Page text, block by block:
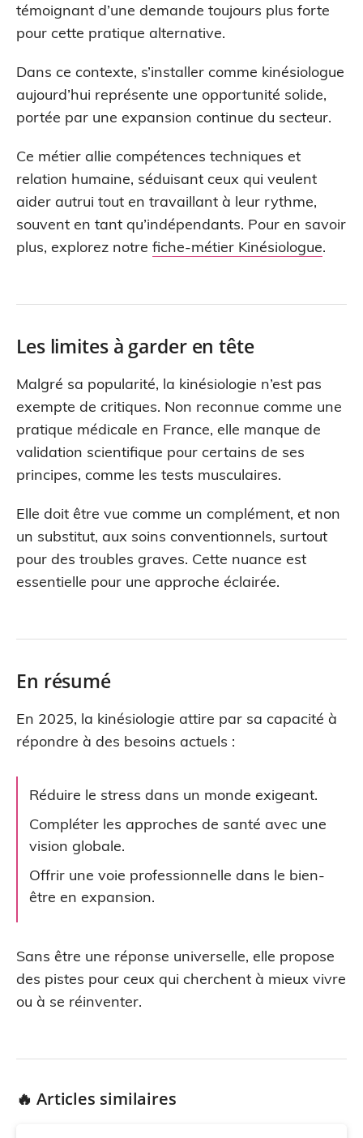
témoignant d’une demande toujours plus forte
pour cette pratique alternative.
Dans ce contexte, s’installer comme kinésiologue
aujourd’hui représente une opportunité solide,
portée par une expansion continue du secteur.
Ce métier allie compétences techniques et
relation humaine, séduisant ceux qui veulent
aider autrui tout en travaillant à leur rythme,
souvent en tant qu’indépendants. Pour en savoir
plus, explorez notre fiche-métier Kinésiologue.
Les limites à garder en tête
Malgré sa popularité, la kinésiologie n’est pas
exempte de critiques. Non reconnue comme une
pratique médicale en France, elle manque de
validation scientifique pour certains de ses
principes, comme les tests musculaires.
Elle doit être vue comme un complément, et non
un substitut, aux soins conventionnels, surtout
pour des troubles graves. Cette nuance est
essentielle pour une approche éclairée.
En résumé
En 2025, la kinésiologie attire par sa capacité à
répondre à des besoins actuels :
Réduire le stress dans un monde exigeant.
Compléter les approches de santé avec une
vision globale.
Offrir une voie professionnelle dans le bien-
être en expansion.
Sans être une réponse universelle, elle propose
des pistes pour ceux qui cherchent à mieux vivre
ou à se réinventer.
🔥 Articles similaires